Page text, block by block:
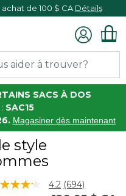
de 100 $ CA Détails
SACS À DOS
SAC15
Magasiner dès maintenant
style
5 Évaluation des clients
4.2 Lire
(694)